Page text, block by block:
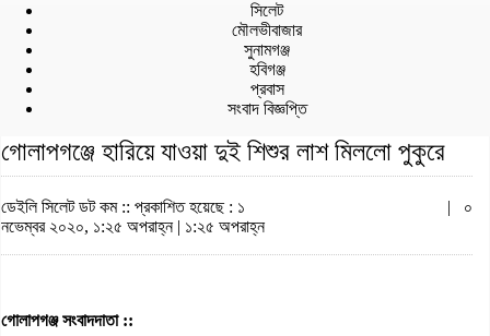
সিলেট
মৌলভীবাজার
সুনামগঞ্জ
হবিগঞ্জ
প্রবাস
সংবাদ বিজ্ঞপ্তি
গোলাপগঞ্জে হারিয়ে যাওয়া দুই শিশুর লাশ মিললো পুকুরে
ডেইলি সিলেট ডট কম :: প্রকাশিত হয়েছে : ১
নভেম্বর ২০২০, ১:২৫ অপরাহ্ন | ১:২৫ অপরাহ্ন
| ০
গোলাপগঞ্জ সংবাদদাতা ::